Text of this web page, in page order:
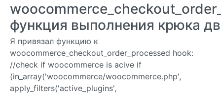
функция выполнения крюка
Я привязал функцию к
woocommerce_checkout_order_processed hook:
//check if woocommerce is acive if
(in_array('woocommerce/woocommerce.php',
apply_filters('active_plugins',